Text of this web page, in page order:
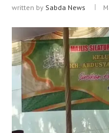
written by Sabda News